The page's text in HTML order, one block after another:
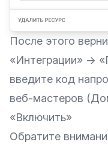
После этого
«Интеграции» →
введите код
веб-мастеров
«Включить»
Обратите